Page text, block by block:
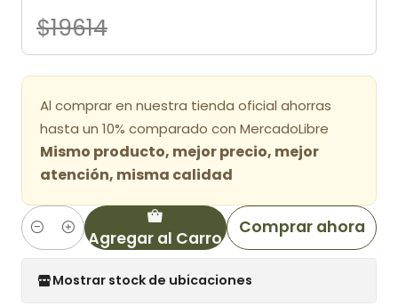
$19614
Al comprar en nuestra tienda oficial ahorras
hasta un 10% comparado con MercadoLibre
Mismo producto, mejor precio, mejor
atención, misma calidad
Cantidad Agregar al Carro
Comprar ahora
Mostrar stock de ubicaciones